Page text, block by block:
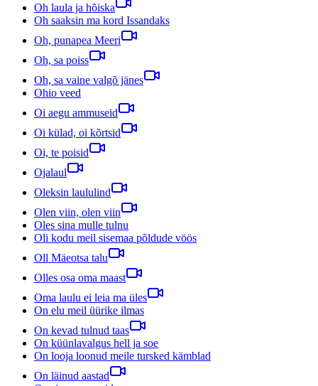
Oh laula ja hõiska
Oh saaksin ma kord Issandaks
Oh, punapea Meeri
Oh, sa poiss
Oh, sa vaine valgõ jänes
Ohio veed
Oi aegu ammuseid
Oi külad, oi kõrtsid
Oi, te poisid
Ojalaul
Oleksin laululind
Olen viin, olen viin
Oles sina mulle tulnu
Oli kodu meil sisemaa põldude vöös
Oll Mäeotsa talu
Olles osa oma maast
Oma laulu ei leia ma üles
On elu meil üürike ilmas
On kevad tulnud taas
On küünlavalgus hell ja soe
On looja loonud meile tursked kämblad
On läinud aastad